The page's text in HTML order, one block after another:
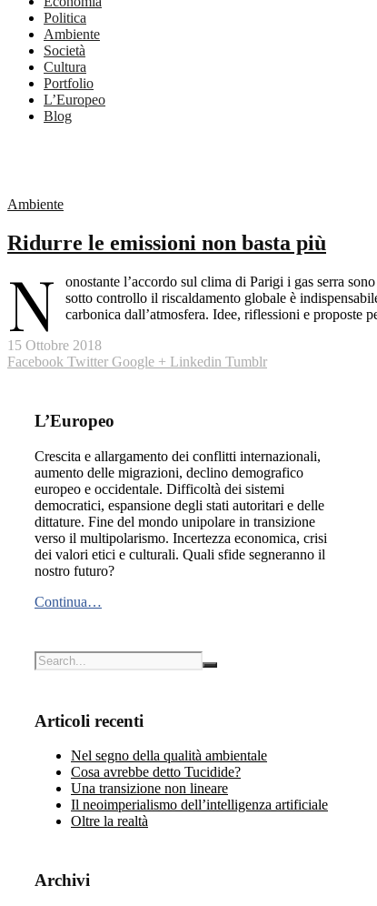
Politica
Ambiente
Società
Cultura
Portfolio
L’Europeo
Blog
Ambiente
Ridurre le emissioni non basta più
N
onostante l’accordo sul clima di Parigi i gas serra
sotto controllo il riscaldamento globale è
carbonica dall’atmosfera. Idee, riflessioni e proposte
15 Ottobre 2018
Facebook Twitter Google + Linkedin Tumblr
L’Europeo
Crescita e allargamento dei conflitti internazionali,
aumento delle migrazioni, declino demografico
europeo e occidentale. Difficoltà dei sistemi
democratici, espansione degli stati autoritari e delle
dittature. Fine del mondo unipolare in transizione
verso il multipolarismo. Incertezza economica, crisi
dei valori etici e culturali. Quali sfide segneranno il
nostro futuro?
Continua…
Articoli recenti
Nel segno della qualità ambientale
Cosa avrebbe detto Tucidide?
Una transizione non lineare
Il neoimperialismo dell’intelligenza artificiale
Oltre la realtà
Archivi